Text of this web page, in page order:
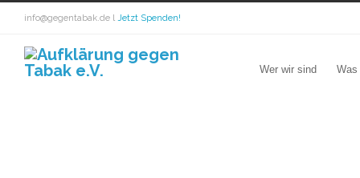
info@gegentabak.de l Jetzt Spenden!
Wer wir sind Was